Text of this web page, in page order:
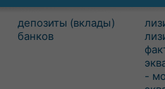
депозиты (вклады)
банков
-